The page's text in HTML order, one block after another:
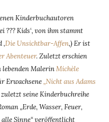
Kinderbuchautoren
??? Kids‘, von ihm stammt
Die Unsichtbar-Affen‚) Er ist
Abenteuer. Zuletzt erschien
MalerinMichèle
Erwachsene„Nicht aus Adams
seine Kinderbuchreihe
„Erde, Wasser, Feuer,
Sinne“ veröffentlicht